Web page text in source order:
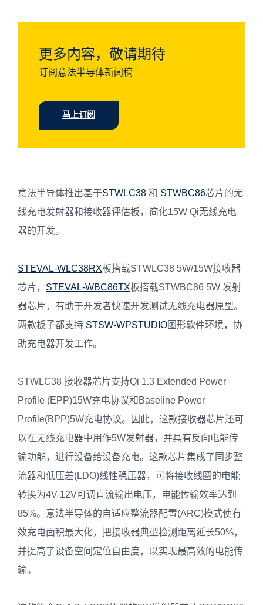
更多内容，敬请期待
订阅意法半导体新闻稿
马上订阅
意法半导体推出基于STWLC38 和 STWBC86芯片的无
线充电发射器和接收器评估板，简化15W Qi无线充电
器的开发。
STEVAL-WLC38RX板搭载STWLC38 5W/15W接收器
芯片， STEVAL-WBC86TX板搭载STWBC86 5W 发射
器芯片，有助于开发者快速开发测试无线充电器原型。
两款板子都支持 STSW-WPSTUDIO图形软件环境，协
助充电器开发工作。
STWLC38 接收器芯片支持Qi 1.3 Extended Power
Profile (EPP)15W充电协议和Baseline Power
Profile(BPP)5W充电协议。因此，这款接收器芯片还可
以在无线充电器中用作5W发射器，并具有反向电能传
输功能，进行设备给设备充电。这款芯片集成了同步整
流器和低压差(LDO)线性稳压器，可将接收线圈的电能
转换为4V-12V可调直流输出电压，电能传输效率达到
85%。意法半导体的自适应整流器配置(ARC)模式使有
效充电面积最大化，把接收器典型检测距离延长50%，
并提高了设备空间定位自由度，以实现最高效的电能传
输。